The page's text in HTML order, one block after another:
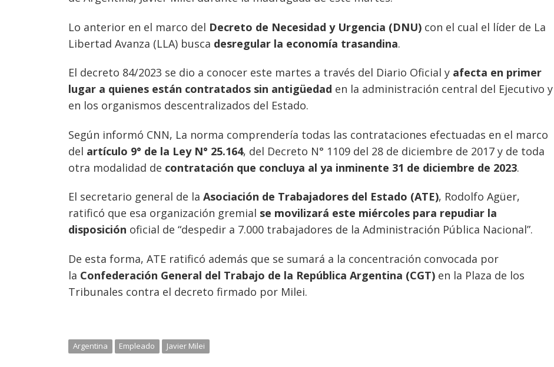
Lo anterior en el marco del Decreto de Necesidad y Urgencia (DNU) con el cual el líder de La
Libertad Avanza (LLA) busca desregular la economía trasandina.
El decreto 84/2023 se dio a conocer este martes a través del Diario Oficial y afecta en primer
lugar a quienes están contratados sin antigüedad en la administración central del Ejecutivo y
en los organismos descentralizados del Estado.
Según informó CNN, La norma comprendería todas las contrataciones efectuadas en el marco
del artículo 9° de la Ley N° 25.164, del Decreto N° 1109 del 28 de diciembre de 2017 y de toda
otra modalidad de contratación que concluya al ya inminente 31 de diciembre de 2023.
El secretario general de la Asociación de Trabajadores del Estado (ATE), Rodolfo Agüer,
ratificó que esa organización gremial se movilizará este miércoles para repudiar la
disposición oficial de “despedir a 7.000 trabajadores de la Administración Pública Nacional”.
De esta forma, ATE ratificó además que se sumará a la concentración convocada por
la Confederación General del Trabajo de la República Argentina (CGT) en la Plaza de los
Tribunales contra el decreto firmado por Milei.
Argentina Empleado Javier Milei
Navegación